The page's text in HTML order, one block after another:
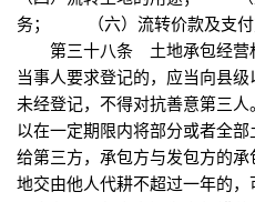
务； （六）流转价款及支
第三十八条 土地承包经营权
当事人要求登记的，应当向县级
未经登记，不得对抗善意第
以在一定期限内将部分或者全
给第三方，承包方与发包方
地交由他人代耕不超过一年